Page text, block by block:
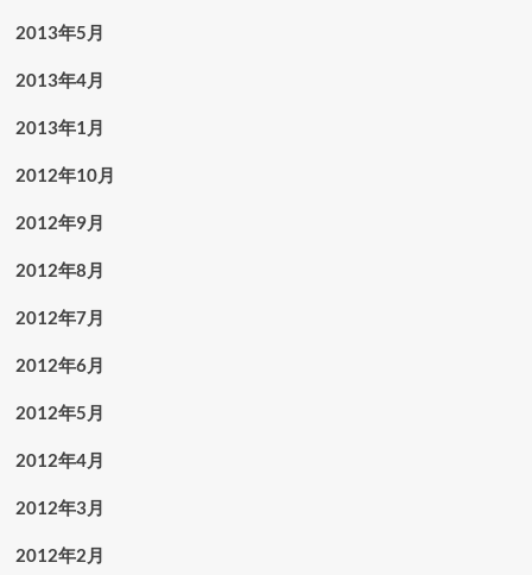
2013年5月
2013年4月
2013年1月
2012年10月
2012年9月
2012年8月
2012年7月
2012年6月
2012年5月
2012年4月
2012年3月
2012年2月